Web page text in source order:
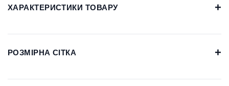
ХАРАКТЕРИСТИКИ ТОВАРУ +
РОЗМІРНА СІТКА +